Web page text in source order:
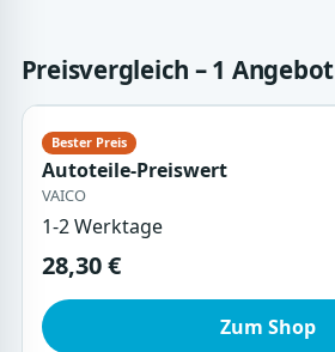
Preisvergleich – 1 Angebot
Autoteile-Preiswert
VAICO
1-2 Werktage
28,30 €
Zum Shop